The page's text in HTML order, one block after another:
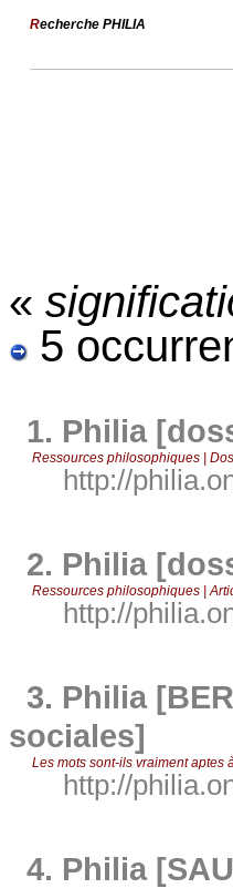
Recherche PHILIA
«
5
1. Philia
Ressources philosophiques |
http://
2. Philia
Ressources philosophiques |
http://
3. Philia
sociales]
Les mots sont-ils vraiment aptes
http://
4. Philia